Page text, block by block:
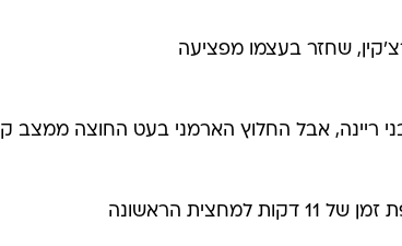
שחזר בעצמו מפציעה
ריינה, אבל החלוץ הארמני בעט החוצה ממצב